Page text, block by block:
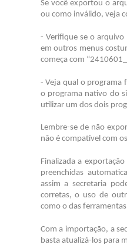
Se você exportou o
ou como inválido, veja
- Verifique se o arquivo
em outros menus
começa com
- Veja qual o programa
o programa nativo do
utilizar um dos dois
Lembre-se de não
não é compatível com
Finalizada a
preenchidas
assim a secretaria
corretas, o uso de
como o das
Com a importação, a
basta atualizá-los para